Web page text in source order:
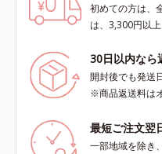
初めての方は、
は、3,300円以
30日以内なら
開封後でも発送
※商品返送料は
最短ご注文翌
一部地域を除き